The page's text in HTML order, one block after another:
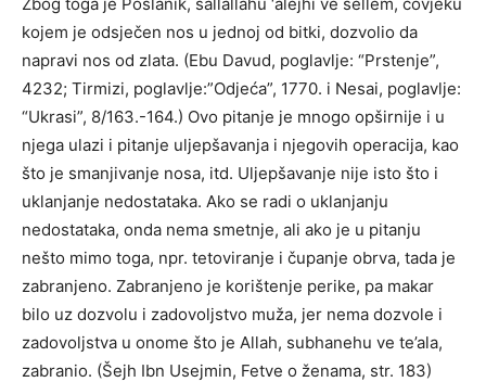
kojem je odsječen nos u jednoj od bitki, dozvolio da
napravi nos od zlata. (Ebu Davud, poglavlje: “Prstenje”,
4232; Tirmizi, poglavlje:”Odjeća”, 1770. i Nesai, poglavlje:
“Ukrasi”, 8/163.-164.) Ovo pitanje je mnogo opširnije i u
njega ulazi i pitanje uljepšavanja i njegovih operacija, kao
što je smanjivanje nosa, itd. Uljepšavanje nije isto što i
uklanjanje nedostataka. Ako se radi o uklanjanju
nedostataka, onda nema smetnje, ali ako je u pitanju
nešto mimo toga, npr. tetoviranje i čupanje obrva, tada je
zabranjeno. Zabranjeno je korištenje perike, pa makar
bilo uz dozvolu i zadovoljstvo muža, jer nema dozvole i
zadovoljstva u onome što je Allah, subhanehu ve te’ala,
zabranio. (Šejh Ibn Usejmin, Fetve o ženama, str. 183)